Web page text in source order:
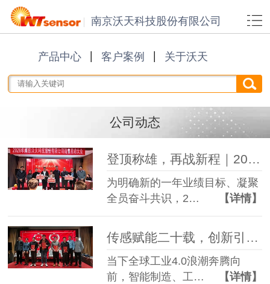
南京沃天科技股份有限公司
产品中心 客户案例 关于沃天
公司动态
登顶称雄，再战新程｜2026年南京沃天科技销售启动大会圆满闭幕
为明确新的一年业绩目标、凝聚
全员奋斗共识，2…
【详情】
传感赋能二十载，创新引领芯未来——沃天科技第三届科学技术大会成功举办
当下全球工业4.0浪潮奔腾向
前，智能制造、工…
【详情】